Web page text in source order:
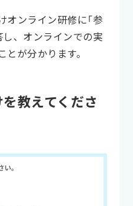
オンライン研修に「参
し、オンラインでの実
が分かります。
教えてくださ